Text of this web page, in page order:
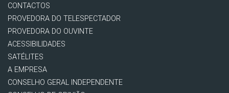
CONTACTOS
PROVEDORA DO TELESPECTADOR
PROVEDORA DO OUVINTE
ACESSIBILIDADES
SATÉLITES
A EMPRESA
CONSELHO GERAL INDEPENDENTE